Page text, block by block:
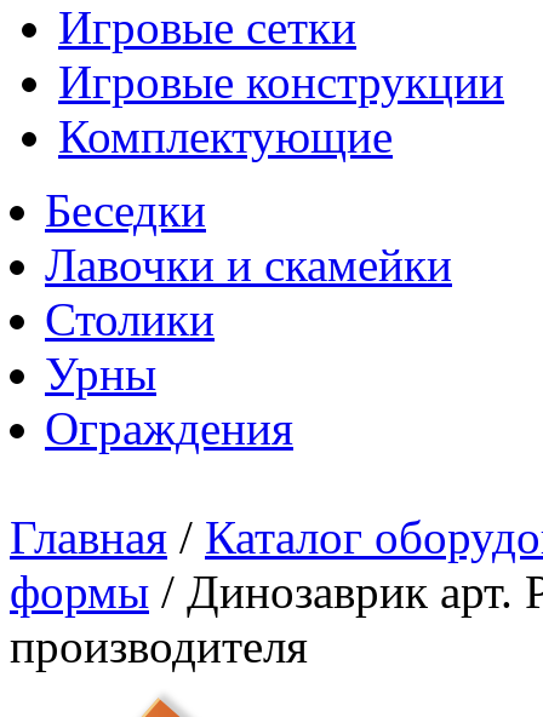
Игровые сетки
Игровые конструкции
Комплектующие
Беседки
Лавочки и скамейки
Столики
Урны
Ограждения
Главная / Каталог
формы / Динозаврик
производителя